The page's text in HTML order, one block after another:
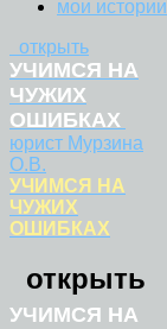
мои истории
открыть
УЧИМСЯ НА
ЧУЖИХ
ОШИБКАХ
юрист Мурзина
О.В.
УЧИМСЯ НА
ЧУЖИХ
ОШИБКАХ
открыть
УЧИМСЯ НА